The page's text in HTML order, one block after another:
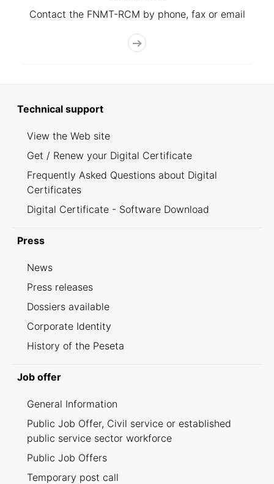
Contact the FNMT-RCM by phone, fax or email
Technical support
View the Web site
Get / Renew your Digital Certificate
Frequently Asked Questions about Digital
Certificates
Digital Certificate - Software Download
Press
News
Press releases
Dossiers available
Corporate Identity
History of the Peseta
Job offer
General Information
Public Job Offer, Civil service or established
public service sector workforce
Public Job Offers
Temporary post call